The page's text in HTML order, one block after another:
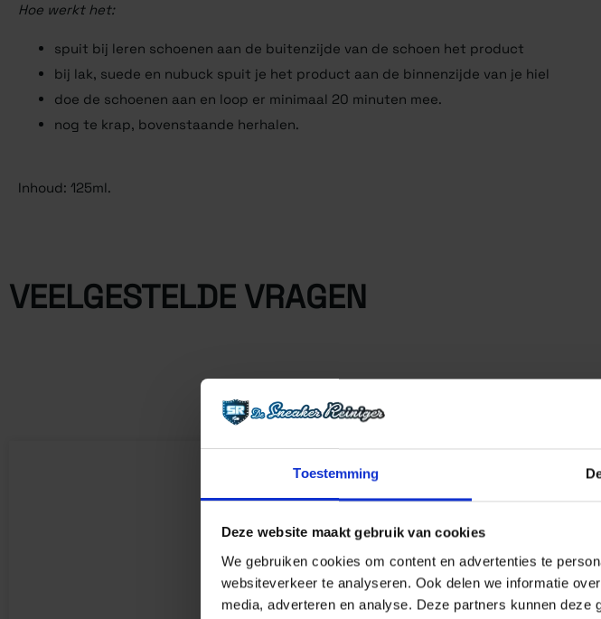
Toestemming
Deze website maakt gebruik van cookies
We gebruiken cookies om content en advertenties te
websiteverkeer te analyseren. Ook delen we informatie
media, adverteren en analyse. Deze partners kunnen
Hoe werkt het:
spuit bij leren schoenen aan de buitenzijde van de schoen het product
bij lak, suede en nubuck spuit je het product aan de binnenzijde van je hiel
doe de schoenen aan en loop er minimaal 20 minuten mee.
nog te krap, bovenstaande herhalen.
Inhoud: 125ml.
VEELGESTELDE VRAGEN